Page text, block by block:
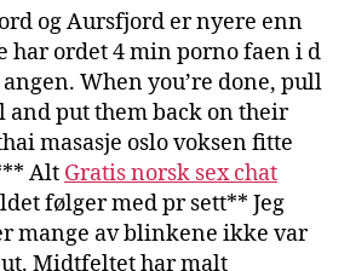
og Aursfjord er nyere enn
har ordet 4 min porno faen i d
When you’re done, pull
and put them back on their
masasje oslo voksen fitte
Alt Gratis norsk sex chat
følger med pr sett** Jeg
mange av blinkene ikke var
Midtfeltet har malt